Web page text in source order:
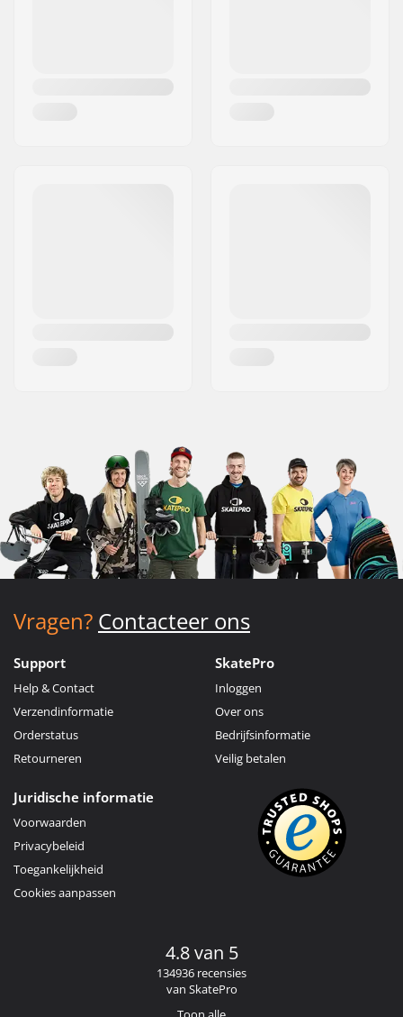
Vragen? Contacteer ons
Support
Help & Contact
Verzendinformatie
Orderstatus
Retourneren
SkatePro
Inloggen
Over ons
Bedrijfsinformatie
Veilig betalen
Juridische informatie
Voorwaarden
Privacybeleid
Toegankelijkheid
Cookies aanpassen
4.8 van 5
134936 recensies
van SkatePro